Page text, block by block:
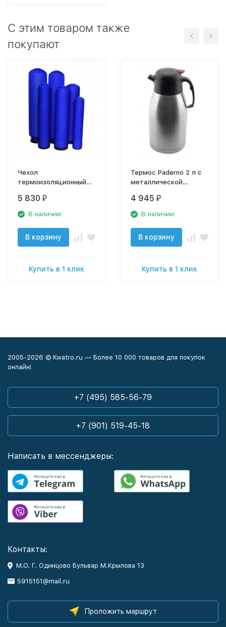
C этим товаром также
покупают
Чехол
термоизоляционный
5 830 ₽
В наличии
В корзину
Купить в 1 клик
Термос Paderno 2 л с
металлической
4 945 ₽
В наличии
В корзину
Купить в 1 клик
2005-2026 © Kwatro.ru — Более 10 000 товаров для покупок
онлайн!
+7 (495) 585-56-79
+7 (901) 519-45-18
Написать в мессенджеры:
Контакты:
М.О. Г. Одинцово Бульвар М.Крылова 13
5915151@mail.ru
Проложить маршрут